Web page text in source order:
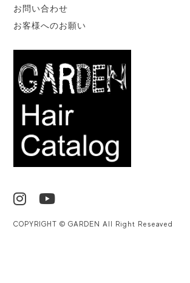
お問い合わせ
お客様へのお願い
COPYRIGHT © GARDEN All Right Reseaved